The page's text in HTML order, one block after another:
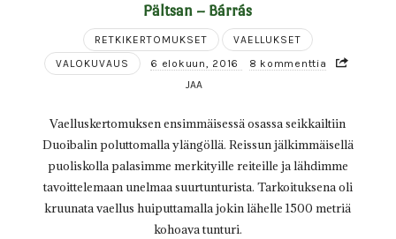
Pältsan – Bárrás
RETKIKERTOMUKSET
VAELLUKSET
VALOKUVAUS
6 elokuun, 2016
8 kommenttia
JAA
Vaelluskertomuksen ensimmäisessä osassa seikkailtiin
Duoibalin poluttomalla ylängöllä. Reissun jälkimmäisellä
puoliskolla palasimme merkityille reiteille ja lähdimme
tavoittelemaan unelmaa suurtunturista. Tarkoituksena oli
kruunata vaellus huiputtamalla jokin lähelle 1500 metriä
kohoava tunturi.